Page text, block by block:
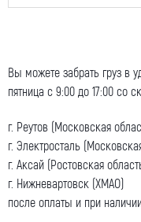
Вы можете забрать груз в
пятница с 9:00 до 17:00 со
г. Реутов (Московская
г. Электросталь
г. Аксай (Ростовская
г. Нижневартовск (ХМАО)
после оплаты и при